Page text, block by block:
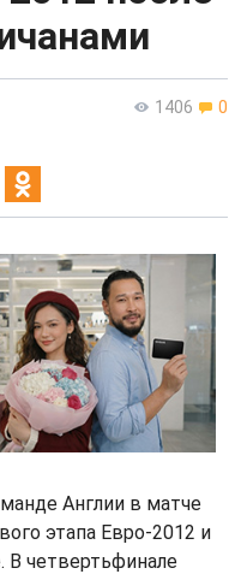
1406 0
Англии в матче
этапа Евро-2012 и
В четвертьфинале